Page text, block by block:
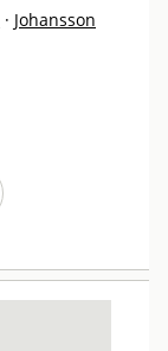
· Johansson